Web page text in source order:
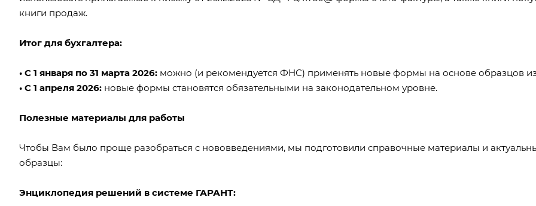
книги продаж.
Итог для бухгалтера:
• С 1 января по 31 марта 2026: можно (и рекомендуется ФНС) применять новые формы на основе образцов
• С 1 апреля 2026: новые формы становятся обязательными на законодательном уровне.
Полезные материалы для работы
Чтобы Вам было проще разобраться с нововведениями, мы подготовили справочные материалы и
образцы:
Энциклопедия решений в системе ГАРАНТ: